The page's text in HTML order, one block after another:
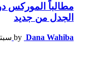
مطالباً الموركس
الجدل من جديد
by Dana Wahiba سبتمبر 14,